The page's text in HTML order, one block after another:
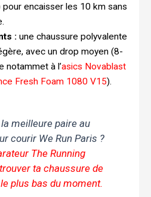
pour encaisser les 10 km sans
: une chaussure polyvalente
avec un drop moyen (8-
notammet à l’asics Novablast
Fresh Foam 1080 V15).
meilleure paire au
courir We Run Paris ?
The Running
ta chaussure de
plus bas du moment.